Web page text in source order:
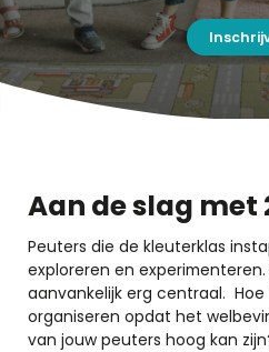
Aan de slag met
Peuters die de kleuterklas
exploreren en
aanvankelijk erg centraal. Hoe
organiseren opdat het
van jouw peuters hoog kan